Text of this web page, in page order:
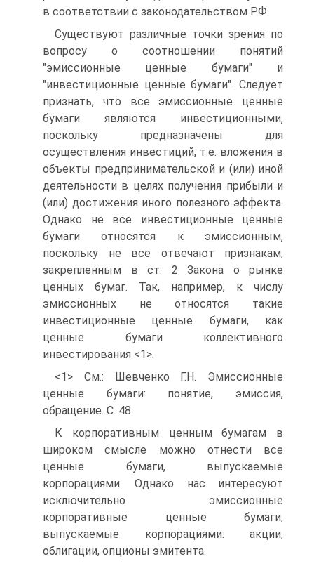
в соответствии с законодательством РФ.
Существуют различные точки зрения по
вопросу о соотношении понятий
"эмиссионные ценные бумаги" и
"инвестиционные ценные бумаги". Следует
признать, что все эмиссионные ценные
бумаги являются инвестиционными,
поскольку предназначены для
осуществления инвестиций, т.е. вложения в
объекты предпринимательской и (или) иной
деятельности в целях получения прибыли и
(или) достижения иного полезного эффекта.
Однако не все инвестиционные ценные
бумаги относятся к эмиссионным,
поскольку не все отвечают признакам,
закрепленным в ст. 2 Закона о рынке
ценных бумаг. Так, например, к числу
эмиссионных не относятся такие
инвестиционные ценные бумаги, как
ценные бумаги коллективного
инвестирования <1>.
<1> См.: Шевченко Г.Н. Эмиссионные
ценные бумаги: понятие, эмиссия,
обращение. С. 48.
К корпоративным ценным бумагам в
широком смысле можно отнести все
ценные бумаги, выпускаемые
корпорациями. Однако нас интересуют
исключительно эмиссионные
корпоративные ценные бумаги,
выпускаемые корпорациями: акции,
облигации, опционы эмитента.